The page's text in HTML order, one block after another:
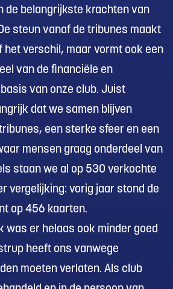
de belangrijkste krachten van
steun vanaf de tribunes maakt
het verschil, maar vormt ook een
van de financiële en
van onze club. Juist
dat we samen blijven
een sterke sfeer en een
mensen graag onderdeel van
staan we al op 530 verkochte
vergelijking: vorig jaar stond de
op 456 kaarten.
was er helaas ook minder goed
heeft ons vanwege
moeten verlaten. Als club